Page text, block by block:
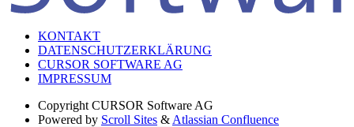
KONTAKT
DATENSCHUTZERKLÄRUNG
CURSOR SOFTWARE AG
IMPRESSUM
Copyright CURSOR Software AG
Powered by Scroll Sites & Atlassian Confluence